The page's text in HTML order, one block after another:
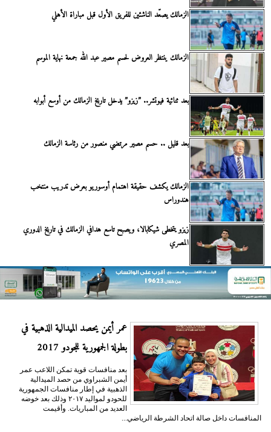
الزمالك يصعّد الناشئين للفريق الأول قبل مباراة الأهلي
الزمالك ينتظر العروض لحسم مصير عبد الله جمعة نهاية الموسم
بعد ثنائية فيوتشر.. ”زيزو” يدخل تاريخ الزمالك من أوسع أبوابه
بعد قليل .. حسم مصير مرتضي منصور من رئاسة الزمالك
الزمالك يكشف حقيقة اهتمام أوسوريو بعرض تدريب منتخب
هندوراس
زيزو يتخطى شيكابالا، ويصبح تاسع هدافي الزمالك في تاريخ الدوري
المصري
عمر أيمن يحصد الميدالية الذهبية في
بطولة الجمهورية للجودو 2017
بعد منافسات قوية تمكن اللاعب عمر
أيمن الشبراوي من حصد الميدالية
الذهبية في إطار منافسات الجمهورية
للحودو لمواليد ٢٠١٧ وذلك بعد خوضه
العديد من المباريات. وأقيمت
المنافسات داخل صالة اتحاد الشرطة الرياضي...